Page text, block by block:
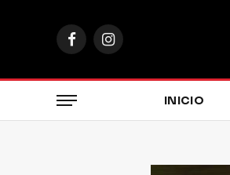
FacebookInstagram
INICIO